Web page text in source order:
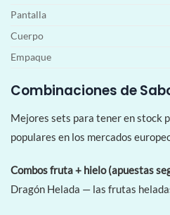
Pantalla
Cuerpo
Empaque
Combinaciones de
Mejores sets para tener en stock
populares en los mercados
Combos fruta + hielo (apuestas
Dragón Helada — las frutas